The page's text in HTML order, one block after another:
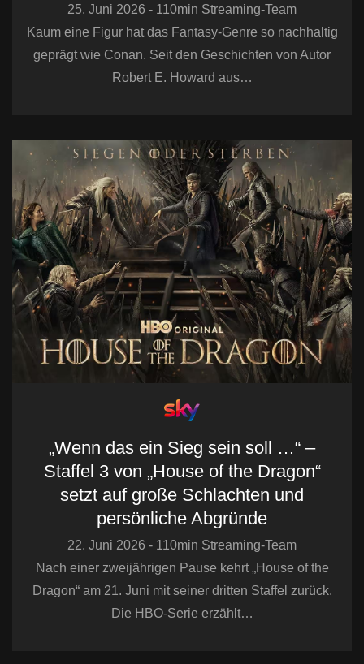
25. Juni 2026 - 110min Streaming-Team
Kaum eine Figur hat das Fantasy-Genre so nachhaltig
geprägt wie Conan. Seit den Geschichten von Autor
Robert E. Howard aus…
„Wenn das ein Sieg sein soll …“ –
Staffel 3 von „House of the Dragon“
setzt auf große Schlachten und
persönliche Abgründe
22. Juni 2026 - 110min Streaming-Team
Nach einer zweijährigen Pause kehrt „House of the
Dragon“ am 21. Juni mit seiner dritten Staffel zurück.
Die HBO-Serie erzählt…